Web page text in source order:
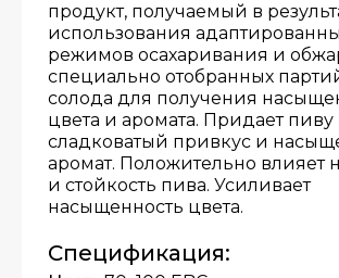
продукт, получаемый в
использования
режимов осахаривания и
специально отобранных
солода для получения
цвета и аромата. Придает пиву
сладковатый привкус и
аромат. Положительно влияет
и стойкость пива. Усиливает
насыщенность цвета.
Спецификация: